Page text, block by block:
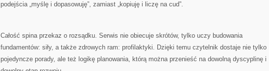
podejścia „myślę i dopasowuję”, zamiast „kopiuję i liczę na cud”.
Całość spina przekaz o rozsądku. Serwis nie obiecuje skrótów, tylko uczy budowania
fundamentów: siły, a także zdrowych ram: profilaktyki. Dzięki temu czytelnik dostaje nie tylko
pojedyncze porady, ale też logikę planowania, którą można przenieść na dowolną dyscyplinę i